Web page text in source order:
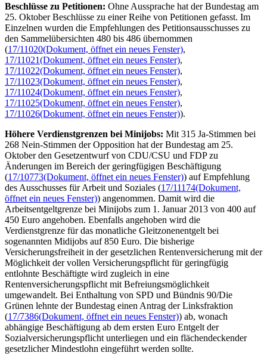
Beschlüsse zu Petitionen: Ohne Aussprache hat der Bundestag am
25. Oktober Beschlüsse zu einer Reihe von Petitionen gefasst. Im
Einzelnen wurden die Empfehlungen des Petitionsausschusses zu
den Sammelübersichten 480 bis 486 übernommen
(17/11020(Dokument, öffnet ein neues Fenster),
17/11021(Dokument, öffnet ein neues Fenster),
17/11022(Dokument, öffnet ein neues Fenster),
17/11023(Dokument, öffnet ein neues Fenster),
17/11024(Dokument, öffnet ein neues Fenster),
17/11025(Dokument, öffnet ein neues Fenster),
17/11026(Dokument, öffnet ein neues Fenster)).
Höhere Verdienstgrenzen bei Minijobs: Mit 315 Ja-Stimmen bei
268 Nein-Stimmen der Opposition hat der Bundestag am 25.
Oktober den Gesetzentwurf von CDU/CSU und FDP zu
Änderungen im Bereich der geringfügigen Beschäftigung
(17/10773(Dokument, öffnet ein neues Fenster)) auf Empfehlung
des Ausschusses für Arbeit und Soziales (17/11174(Dokument,
öffnet ein neues Fenster)) angenommen. Damit wird die
Arbeitsentgeltgrenze bei Minijobs zum 1. Januar 2013 von 400 auf
450 Euro angehoben. Ebenfalls angehoben wird die
Verdienstgrenze für das monatliche Gleitzonenentgelt bei
sogenannten Midijobs auf 850 Euro. Die bisherige
Versicherungsfreiheit in der gesetzlichen Rentenversicherung mit der
Möglichkeit der vollen Versicherungspflicht für geringfügig
entlohnte Beschäftigte wird zugleich in eine
Rentenversicherungspflicht mit Befreiungsmöglichkeit
umgewandelt. Bei Enthaltung von SPD und Bündnis 90/Die
Grünen lehnte der Bundestag einen Antrag der Linksfraktion
(17/7386(Dokument, öffnet ein neues Fenster)) ab, wonach
abhängige Beschäftigung ab dem ersten Euro Entgelt der
Sozialversicherungspflicht unterliegen und ein flächendeckender
gesetzlicher Mindestlohn eingeführt werden sollte.